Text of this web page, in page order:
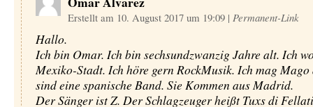
Erstellt am 10. August 2017 um 19:09 | Permanent-Link
Hallo.
Ich bin Omar. Ich bin sechsundzwanzig Jahre alt. Ich
Mexiko-Stadt. Ich höre gern RockMusik. Ich mag Mago
sind eine spanische Band. Sie Kommen aus Madrid.
Der Sänger ist Z. Der Schlagzeuger heißt Tuxs di